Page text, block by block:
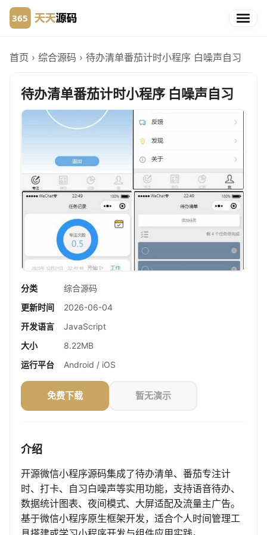
首页 › 综合源码 › 待办清单番茄计时小程序 白噪声自习
待办清单番茄计时小程序 白噪声自习
分类
综合源码
更新时间
2026-06-04
开发语言
JavaScript
大小
8.22MB
运行平台
Android / iOS
免费下载 暂无演示
介绍
开源微信小程序源码集成了待办清单、番茄专注计
时、打卡、自习白噪声等实用功能，支持语音待办、
数据统计图表、夜间模式、大屏适配及流量主广告。
基于微信小程序原生框架开发，适合个人时间管理工